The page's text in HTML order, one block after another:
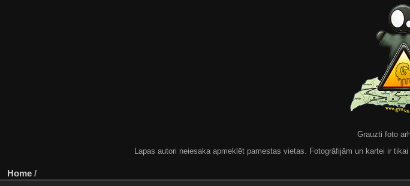
Grauzti foto
Lapas autori neiesaka apmeklēt pamestas vietas. Fotogrāfijām un kartei ir
Home /